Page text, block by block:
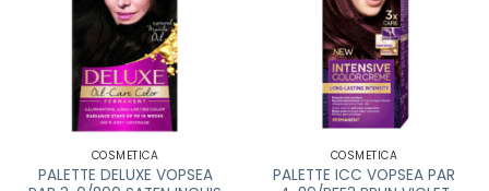
COSMETICA
PALETTE DELUXE VOPSEA
COSMETICA
PALETTE ICC VOPSEA PAR